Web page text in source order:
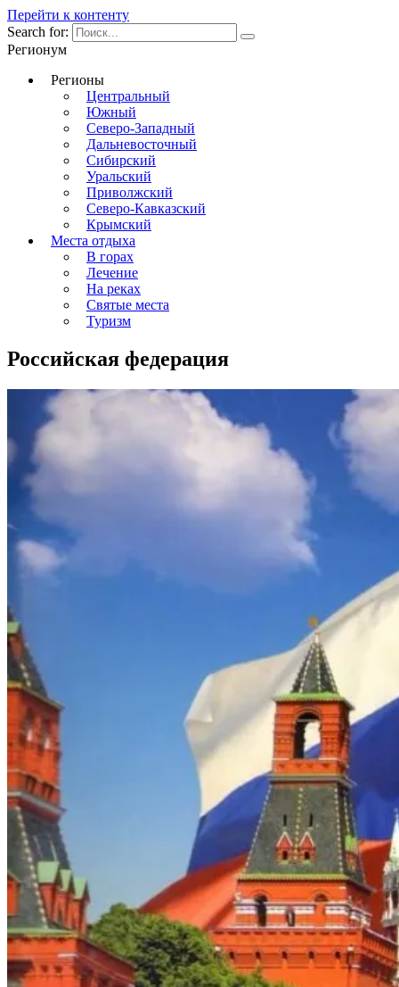
Перейти к контенту
Search for:
Регионум
Регионы
Центральный
Южный
Северо-Западный
Дальневосточный
Сибирский
Уральский
Приволжский
Северо-Кавказский
Крымский
Места отдыха
В горах
Лечение
На реках
Святые места
Туризм
Российская федерация